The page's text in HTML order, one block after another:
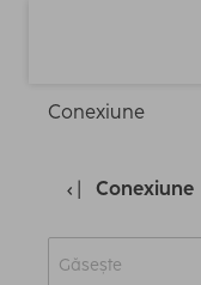
Conexiune
Conexiune